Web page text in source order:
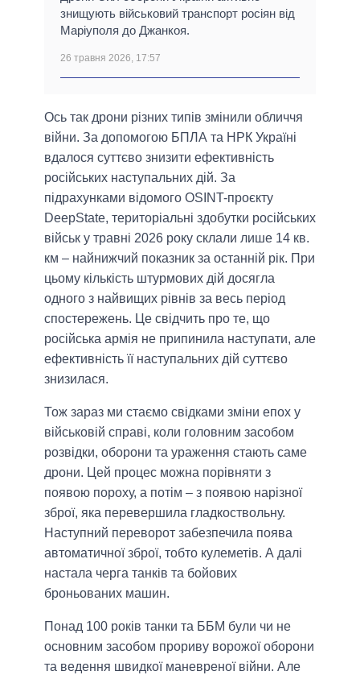
знищують військовий транспорт росіян від
Маріуполя до Джанкоя.
26 травня 2026, 17:57
Ось так дрони різних типів змінили обличчя
війни. За допомогою БПЛА та НРК Україні
вдалося суттєво знизити ефективність
російських наступальних дій. За
підрахунками відомого OSINT-проєкту
DeepState, територіальні здобутки російських
військ у травні 2026 року склали лише 14 кв.
км – найнижчий показник за останній рік. При
цьому кількість штурмових дій досягла
одного з найвищих рівнів за весь період
спостережень. Це свідчить про те, що
російська армія не припинила наступати, але
ефективність її наступальних дій суттєво
знизилася.
Тож зараз ми стаємо свідками зміни епох у
військовій справі, коли головним засобом
розвідки, оборони та ураження стають саме
дрони. Цей процес можна порівняти з
появою пороху, а потім – з появою нарізної
зброї, яка перевершила гладкоствольну.
Наступний переворот забезпечила поява
автоматичної зброї, тобто кулеметів. А далі
настала черга танків та бойових
броньованих машин.
Понад 100 років танки та ББМ були чи не
основним засобом прориву ворожої оборони
та ведення швидкої маневреної війни. Але